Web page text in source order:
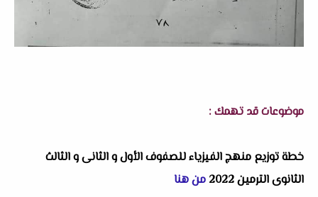
موضوعات قد تهمك :
خطة توزيع منهج الفيزياء للصفوف الأول و الثانى و الثالث
الثانوى الترمين 2022
من هنا